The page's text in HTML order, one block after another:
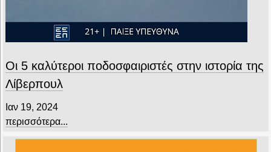
Οι 5 καλύτεροι ποδοσφαιριστές στην ιστορία της
Λίβερπουλ
Ιαν 19, 2024
περισσότερα...